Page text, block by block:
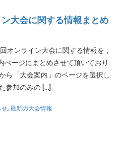
大会に関する情報まとめ
オンライン大会に関する情報を，
ぺージにまとめさせて頂いており
ら「大会案内」のページを選択し
参加のみの […]
せ, 最新の大会情報